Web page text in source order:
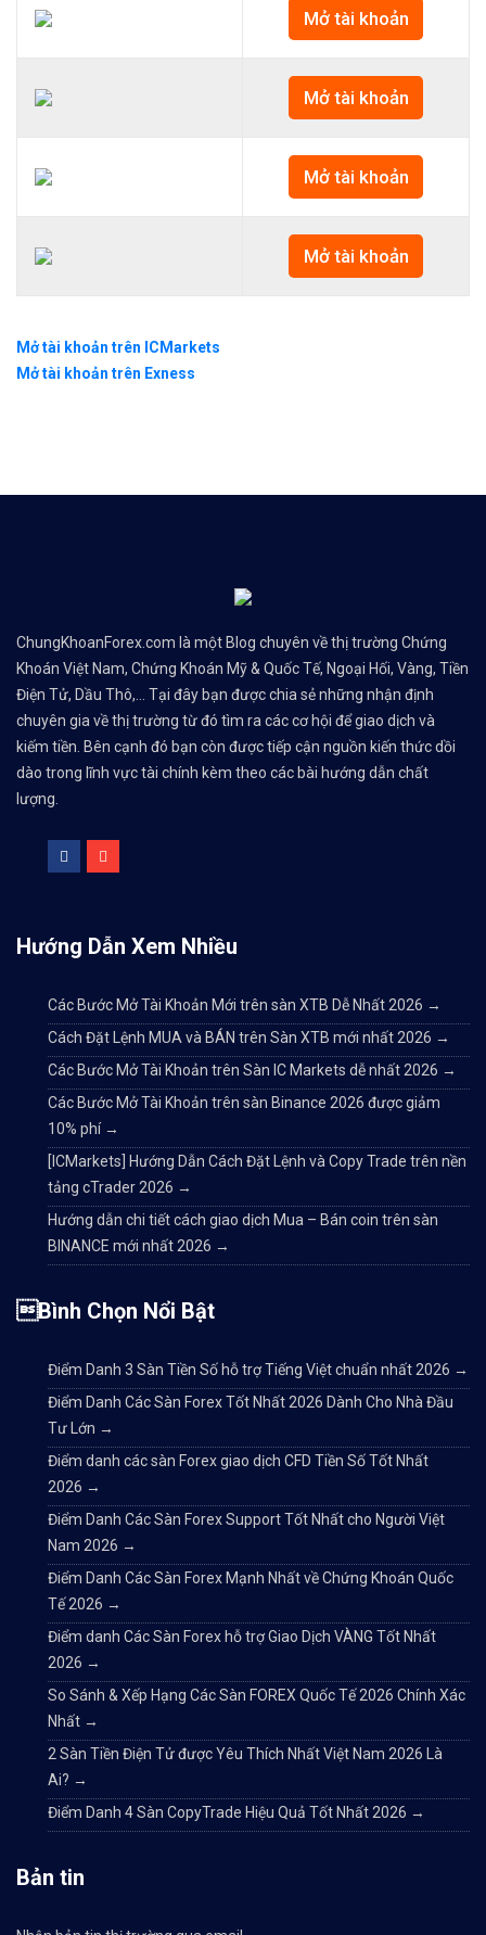
Mở tài khoản
Mở tài khoản
Mở tài khoản
Mở tài khoản
Mở tài khoản trên ICMarkets
Mở tài khoản trên Exness
ChungKhoanForex.com là một Blog chuyên về thị trường Chứng
Khoán Việt Nam, Chứng Khoán Mỹ & Quốc Tế, Ngoại Hối, Vàng, Tiền
Điện Tử, Dầu Thô,... Tại đây bạn được chia sẻ những nhận định
chuyên gia về thị trường từ đó tìm ra các cơ hội để giao dịch và
kiếm tiền. Bên cạnh đó bạn còn được tiếp cận nguồn kiến thức dồi
dào trong lĩnh vực tài chính kèm theo các bài hướng dẫn chất
lượng.
Hướng Dẫn Xem Nhiều
Các Bước Mở Tài Khoản Mới trên sàn XTB Dễ Nhất 2026 →
Cách Đặt Lệnh MUA và BÁN trên Sàn XTB mới nhất 2026 →
Các Bước Mở Tài Khoản trên Sàn IC Markets dễ nhất 2026 →
Các Bước Mở Tài Khoản trên sàn Binance 2026 được giảm
10% phí →
[ICMarkets] Hướng Dẫn Cách Đặt Lệnh và Copy Trade trên nền
tảng cTrader 2026 →
Hướng dẫn chi tiết cách giao dịch Mua – Bán coin trên sàn
BINANCE mới nhất 2026 →
Bình Chọn Nổi Bật
Điểm Danh 3 Sàn Tiền Số hỗ trợ Tiếng Việt chuẩn nhất 2026 →
Điểm Danh Các Sàn Forex Tốt Nhất 2026 Dành Cho Nhà Đầu
Tư Lớn →
Điểm danh các sàn Forex giao dịch CFD Tiền Số Tốt Nhất
2026 →
Điểm Danh Các Sàn Forex Support Tốt Nhất cho Người Việt
Nam 2026 →
Điểm Danh Các Sàn Forex Mạnh Nhất về Chứng Khoán Quốc
Tế 2026 →
Điểm danh Các Sàn Forex hỗ trợ Giao Dịch VÀNG Tốt Nhất
2026 →
So Sánh & Xếp Hạng Các Sàn FOREX Quốc Tế 2026 Chính Xác
Nhất →
2 Sàn Tiền Điện Tử được Yêu Thích Nhất Việt Nam 2026 Là
Ai? →
Điểm Danh 4 Sàn CopyTrade Hiệu Quả Tốt Nhất 2026 →
Bản tin